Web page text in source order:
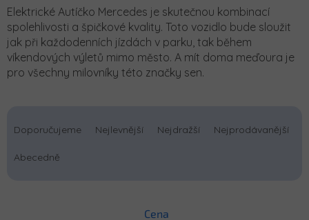
Elektrické Autíčko Mercedes je skutečnou kombinací
spolehlivosti a špičkové kvality. Toto vozidlo bude sloužit
jak při každodenních jízdách v parku, tak během
víkendových výletů mimo město. A mít doma meďoura je
pro všechny milovníky této značky sen.
Doporučujeme Nejlevnější Nejdražší Nejprodávanější
Abecedně
Cena